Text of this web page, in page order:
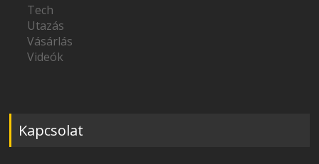
Tech
Utazás
Vásárlás
Videók
Kapcsolat